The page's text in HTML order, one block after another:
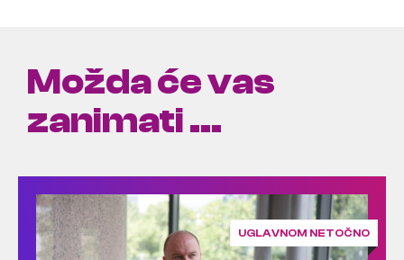
Možda će vas
zanimati ...
UGLAVNOM NETOČNO